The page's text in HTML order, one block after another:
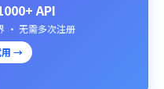
API
· 无需多次注册
用 →